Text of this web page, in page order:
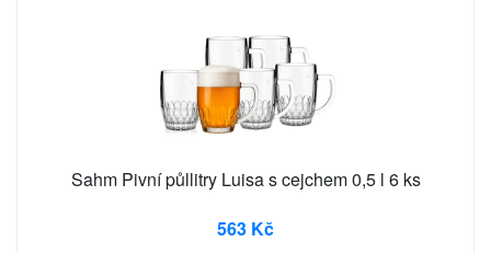
Sahm Pivní půllitry Luisa s cejchem 0,5 l 6 ks
563 Kč